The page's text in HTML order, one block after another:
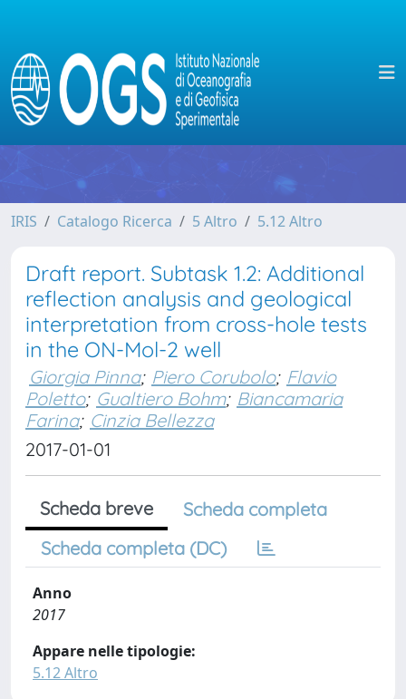
IRIS Catalogo Ricerca 5 Altro 5.12 Altro
Draft report. Subtask 1.2: Additional
reflection analysis and geological
interpretation from cross-hole tests
in the ON-Mol-2 well
Giorgia Pinna; Piero Corubolo; Flavio
Poletto; Gualtiero Bohm; Biancamaria
Farina; Cinzia Bellezza
2017-01-01
Scheda breve
Scheda completa
Scheda completa (DC)
Anno
2017
Appare nelle tipologie:
5.12 Altro